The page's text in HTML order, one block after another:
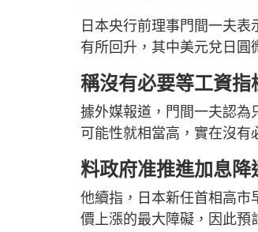
日本央行前理事門間一夫
有所回升，其中美元兌日圓
稱沒有必要等工資指
據外媒報道，門間一夫認為
可能性就相當高，實在沒有
料政府准推進加息降
他續指，日本新任首相高市
價上漲的最大障礙，因此預